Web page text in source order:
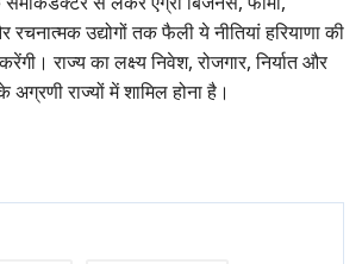
उद्योगों तक फैली ये नीतियां हरियाणा की
राज्य का लक्ष्य निवेश,रोजगार,निर्यात और
राज्यों में शामिल होना है।